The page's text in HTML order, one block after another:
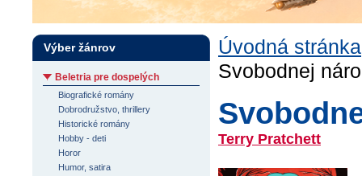
Úvodná stránka
Svobodnej
Terry Pratchett
Výber žánrov
Beletria pre dospelých
Biografické romány
Dobrodružstvo, thrillery
Historické romány
Hobby - deti
Horor
Humor, satira